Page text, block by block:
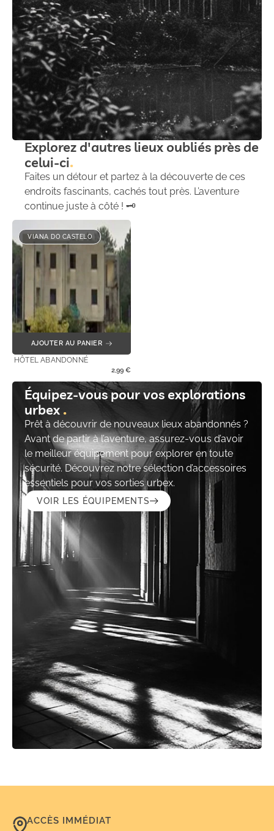
Explorez d'autres lieux oubliés près de
celui-ci
Faites un détour et partez à la découverte de ces
endroits fascinants, cachés tout près. L’aventure
continue juste à côté ! 🗝️
VIANA DO CASTELO
AJOUTER AU PANIER
HÔTEL ABANDONNÉ
2,99 €
Équipez-vous pour vos explorations
urbex
Prêt à découvrir de nouveaux lieux abandonnés ?
Avant de partir à l’aventure, assurez-vous d’avoir
le meilleur équipement pour explorer en toute
sécurité. Découvrez notre sélection d’accessoires
essentiels pour vos sorties urbex.
VOIR LES ÉQUIPEMENTS
ACCÈS IMMÉDIAT